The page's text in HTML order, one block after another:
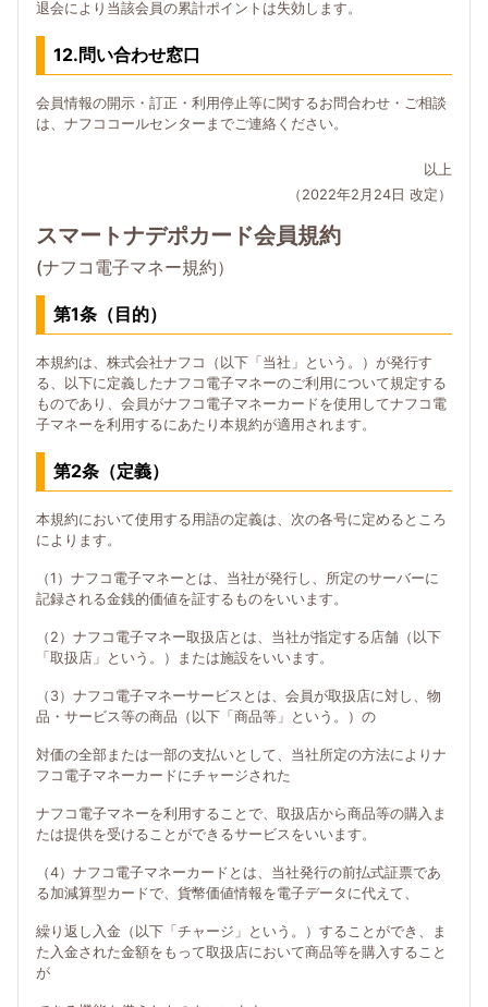
退会により当該会員の累計ポイントは失効します。
12.問い合わせ窓口
会員情報の開示・訂正・利用停止等に関するお問合わせ・ご相談
は、ナフココールセンターまでご連絡ください。
以上
（2022年2月24日 改定）
スマートナデポカード会員規約
(ナフコ電子マネー規約）
第1条（目的）
本規約は、株式会社ナフコ（以下「当社」という。）が発行す
る、以下に定義したナフコ電子マネーのご利用について規定する
ものであり、会員がナフコ電子マネーカードを使用してナフコ電
子マネーを利用するにあたり本規約が適用されます。
第2条（定義）
本規約において使用する用語の定義は、次の各号に定めるところ
によります。
（1）ナフコ電子マネーとは、当社が発行し、所定のサーバーに
記録される金銭的価値を証するものをいいます。
（2）ナフコ電子マネー取扱店とは、当社が指定する店舗（以下
「取扱店」という。）または施設をいいます。
（3）ナフコ電子マネーサービスとは、会員が取扱店に対し、物
品・サービス等の商品（以下「商品等」という。）の
対価の全部または一部の支払いとして、当社所定の方法によりナ
フコ電子マネーカードにチャージされた
ナフコ電子マネーを利用することで、取扱店から商品等の購入ま
たは提供を受けることができるサービスをいいます。
（4）ナフコ電子マネーカードとは、当社発行の前払式証票であ
る加減算型カードで、貨幣価値情報を電子データに代えて、
繰り返し入金（以下「チャージ」という。）することができ、ま
た入金された金額をもって取扱店において商品等を購入すること
が